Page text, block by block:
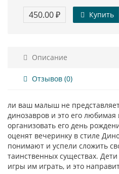
450.00 ₽ Купить
Описание
Отзывов (0)
ли ваш малыш не
динозавров и это его любимая
организовать его день
оценят вечеринку в стиле
понимают и успели сложить
таинственных существах.
игры им играть, и это